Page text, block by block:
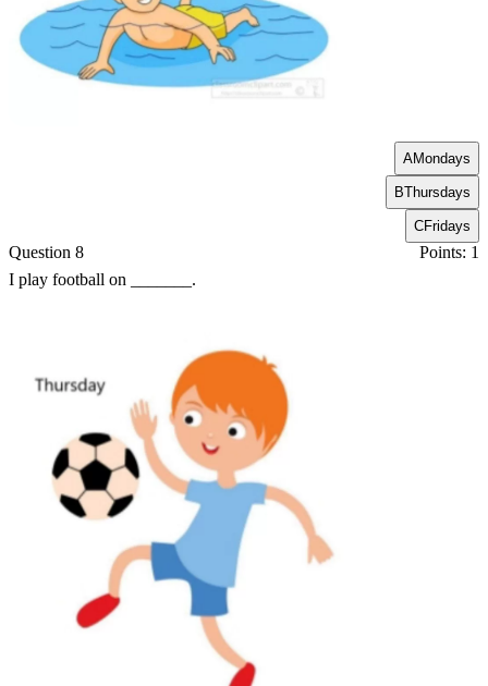
AMondays
BThursdays
CFridays
Question 8
Points: 1
I play football on _______.